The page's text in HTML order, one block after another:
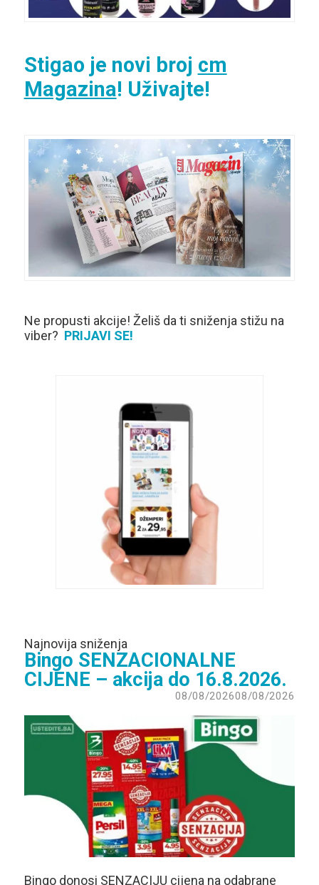
Stigao je novi broj cm
Magazina! Uživajte!
Ne propusti akcije! Želiš da ti sniženja stižu na
viber? PRIJAVI SE!
Najnovija sniženja
Bingo SENZACIONALNE
CIJENE – akcija do 16.8.2026.
08/08/202608/08/2026
Bingo donosi SENZACIJU cijena na odabrane